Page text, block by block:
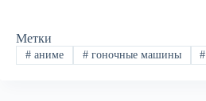
Метки
#аниме #гоночные машины #